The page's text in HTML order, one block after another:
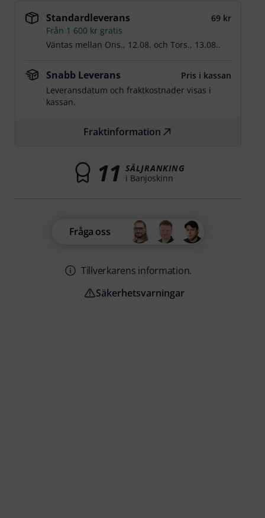
Standardleverans
69 kr
Från 1 600 kr gratis
Väntas mellan Ons., 12.08. ochTors., 13.08..
Snabb Leverans
Pris i kassan
Leveransdatum och fraktkostnader visas i
kassan.
Fraktinformation
11 SÄLJRANKING
i Banjoskinn
Fråga oss
Tillverkarens information.
Säkerhetsvarningar